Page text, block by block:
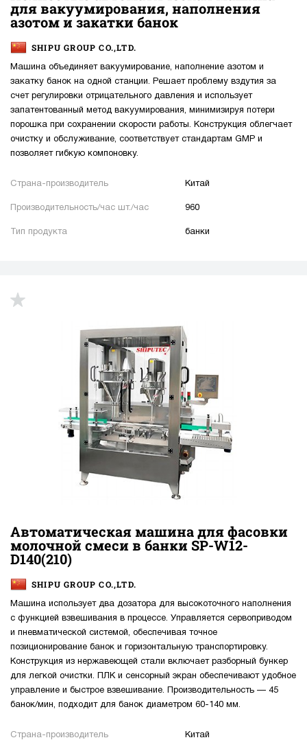
для вакуумирования, наполнения
азотом и закатки банок
SHIPU GROUP CO.,LTD.
Машина объединяет вакуумирование, наполнение азотом и
закатку банок на одной станции. Решает проблему вздутия за
счет регулировки отрицательного давления и использует
запатентованный метод вакуумирования, минимизируя потери
порошка при сохранении скорости работы. Конструкция облегчает
очистку и обслуживание, соответствует стандартам GMP и
позволяет гибкую компоновку.
Страна-производитель Китай
Производительность/час шт./час 960
Тип продукта банки
Автоматическая машина для фасовки
молочной смеси в банки SP-W12-
D140(210)
SHIPU GROUP CO.,LTD.
Машина использует два дозатора для высокоточного наполнения
с функцией взвешивания в процессе. Управляется сервоприводом
и пневматической системой, обеспечивая точное
позиционирование банок и горизонтальную транспортировку.
Конструкция из нержавеющей стали включает разборный бункер
для легкой очистки. ПЛК и сенсорный экран обеспечивают удобное
управление и быстрое взвешивание. Производительность — 45
банок/мин, подходит для банок диаметром 60-140 мм.
Страна-производитель Китай